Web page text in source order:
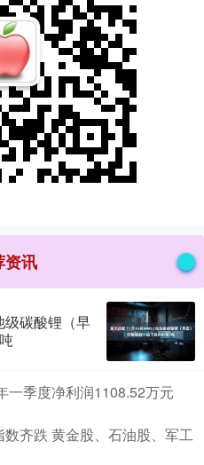
资讯
级碳酸锂（早
一季度净利润1108.52万元
齐跌 黄金股、石油股、军工